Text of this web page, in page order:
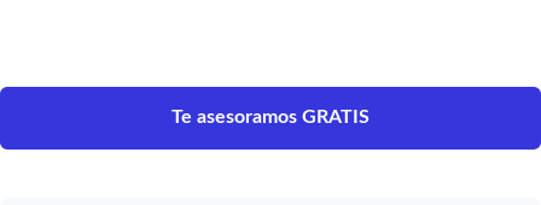
Te asesoramos GRATIS